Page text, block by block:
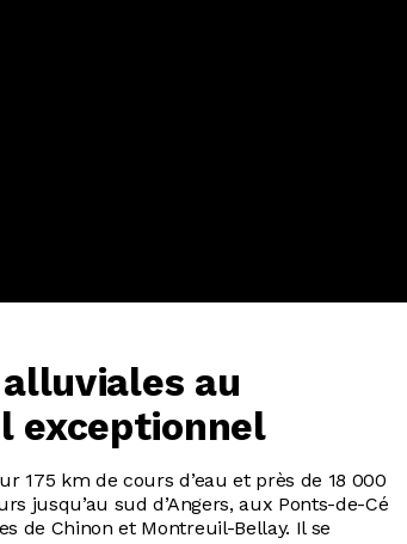
au
exceptionnel
175 km de cours d’eau et près de 18 000
jusqu’au sud d’Angers, aux Ponts-de-Cé
de Chinon et Montreuil-Bellay. Il se